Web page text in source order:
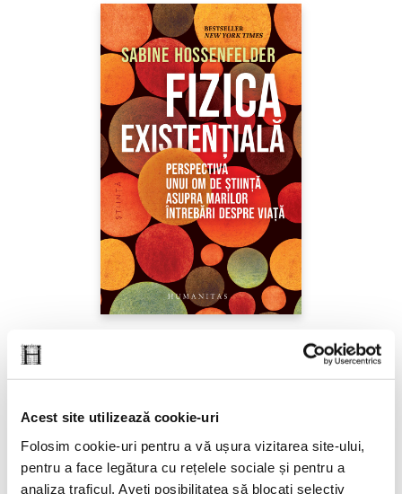
Acest site utilizează cookie-uri
Folosim cookie-uri pentru a vă ușura vizitarea site-ului,
pentru a face legătura cu rețelele sociale și pentru a
analiza traficul. Aveți posibilitatea să blocați selectiv
Fizica existenţială